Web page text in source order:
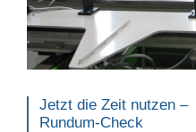
Jetzt die Zeit nutzen –
Rundum-Check